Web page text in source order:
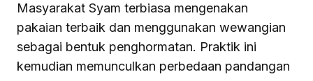
Masyarakat Syam terbiasa mengenakan
pakaian terbaik dan menggunakan wewangian
sebagai bentuk penghormatan. Praktik ini
kemudian memunculkan perbedaan pandangan